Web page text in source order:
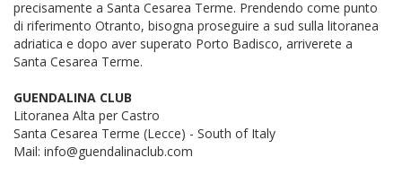
precisamente a Santa Cesarea Terme. Prendendo come punto
di riferimento Otranto, bisogna proseguire a sud sulla litoranea
adriatica e dopo aver superato Porto Badisco, arriverete a
Santa Cesarea Terme.
GUENDALINA CLUB
Litoranea Alta per Castro
Santa Cesarea Terme (Lecce) - South of Italy
Mail: info@guendalinaclub.com